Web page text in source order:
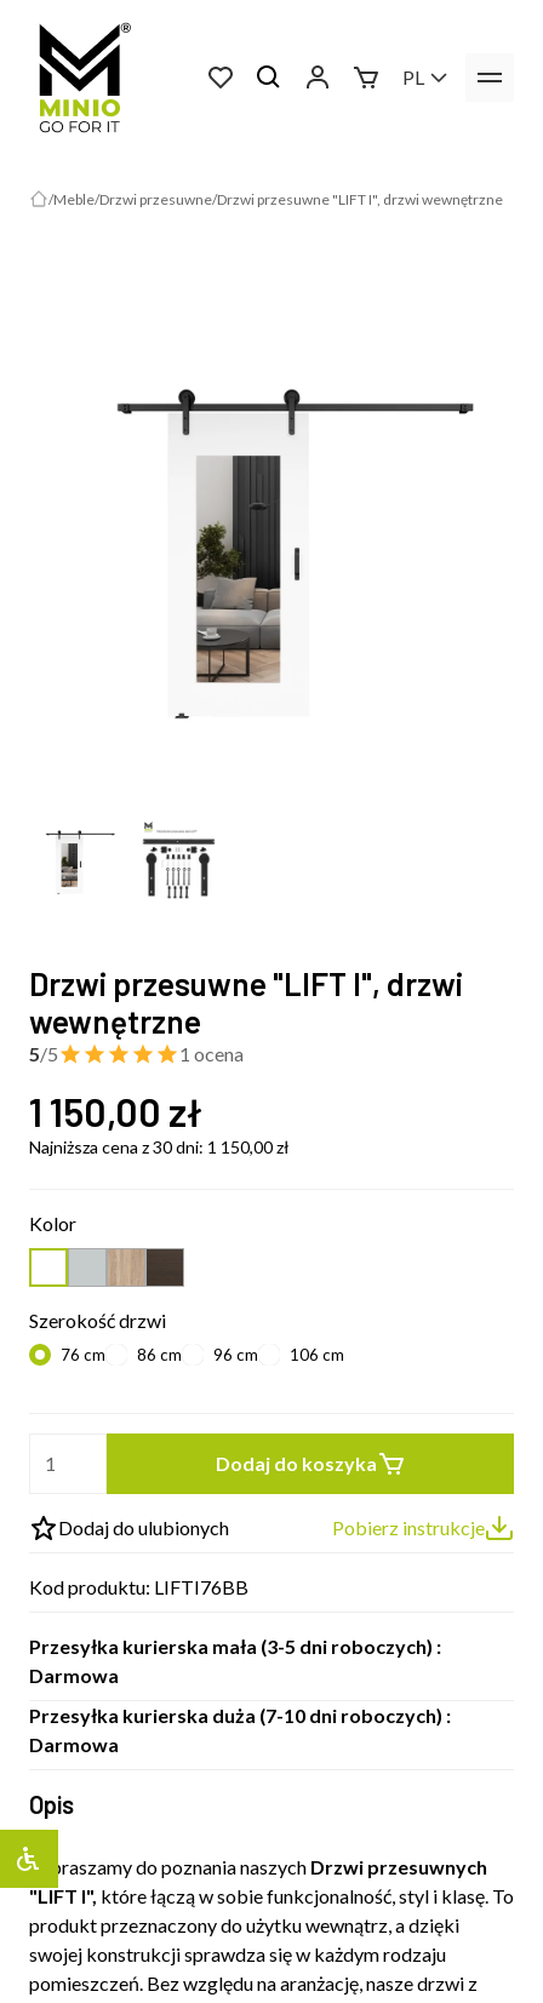
PL
Meble Drzwi przesuwne Drzwi przesuwne "LIFT I", drzwi wewnętrzne
Drzwi przesuwne "LIFT I", drzwi
wewnętrzne
5/5 1 ocena
1 150,00 zł
Najniższa cena z 30 dni: 1 150,00zł
Kolor
Szerokość drzwi
76 cm 86 cm 96 cm 106 cm
Dodaj do koszyka
Dodaj do ulubionych Pobierz instrukcje
Kod produktu: LIFTI76BB
Przesyłka kurierska mała (3-5 dni roboczych) :
Darmowa
Przesyłka kurierska duża (7-10 dni roboczych) :
Darmowa
Opis
Zapraszamy do poznania naszych Drzwi przesuwnych
"LIFT I", które łączą w sobie funkcjonalność, styl i klasę. To
produkt przeznaczony do użytku wewnątrz, a dzięki
swojej konstrukcji sprawdza się w każdym rodzaju
pomieszczeń. Bez względu na aranżację, nasze drzwi z